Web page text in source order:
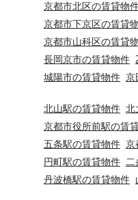
京都市北区の賃貸物
京都市下京区の賃貸
京都市山科区の賃貸
長岡京市の賃貸物件
城陽市の賃貸物件 京
北山駅の賃貸物件 北
京都市役所前駅の賃
五条駅の賃貸物件 京
円町駅の賃貸物件
丹波橋駅の賃貸物件